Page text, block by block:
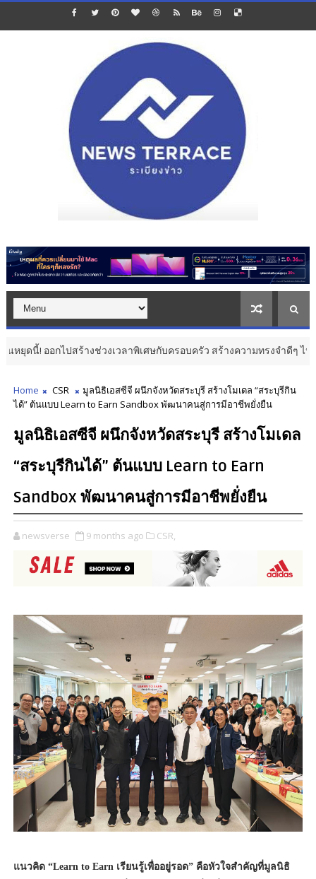
างช่วงเวลาพิเศษกับครอบครัว สร้างความทรงจำดีๆ ไปกับออนิกซ์ ฮอสพิ
Home CSR
มูลนิธิเอสซีจี ผนึกจังหวัดสระบุรี สร้างโมเดล “สระบุรีกิน
ได้” ต้นแบบ Learn to Earn Sandbox พัฒนาคนสู่การมีอาชีพยั่งยืน
มูลนิธิเอสซีจี ผนึกจังหวัดสระบุรี สร้างโมเดล
“สระบุรีกินได้” ต้นแบบ Learn to Earn
Sandbox พัฒนาคนสู่การมีอาชีพยั่งยืน
newsverse 9 months ago CSR,
แนวคิด “Learn to Earn เรียนรู้เพื่ออยู่รอด” คือหัวใจสำคัญที่มูลนิธิ